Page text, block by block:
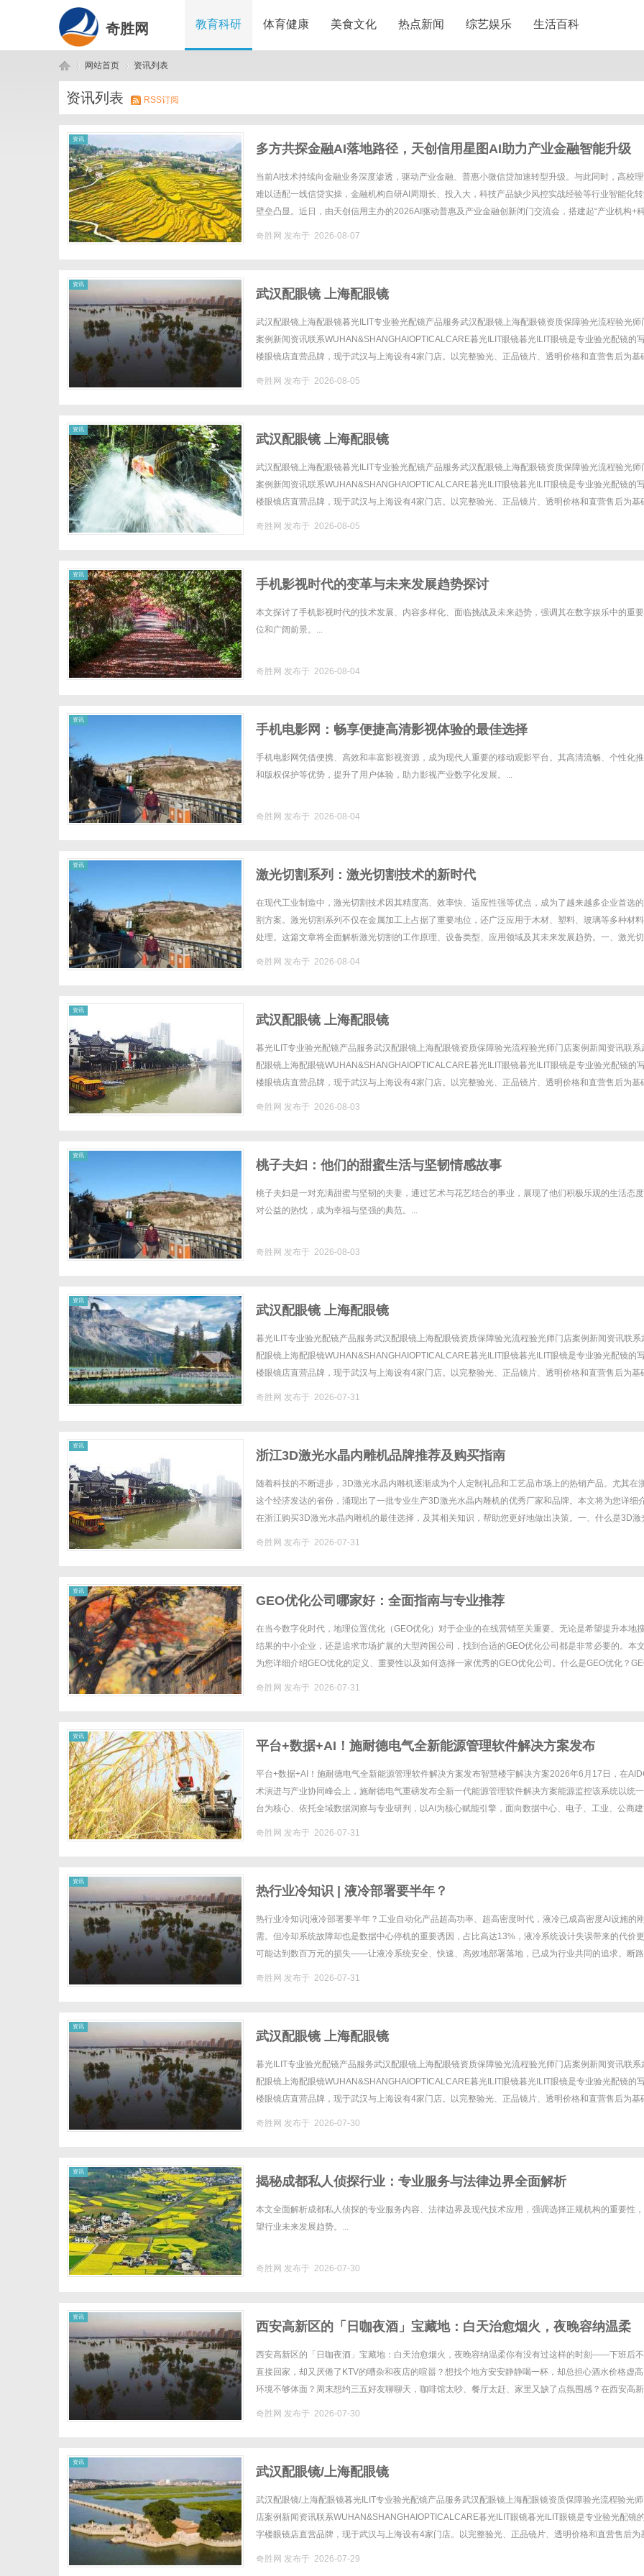
奇胜网 教育科研 体育健康 美食文化 热点新闻 综艺娱乐 生活百科
奇 ›
网站首页
›
资讯列表
资讯列表 RSS订阅
资讯
多方共探金融AI落地路径，天创信用星图AI助力产业金融智能升级
当前AI技术持续向金融业务深度渗透，驱动产业金融、普惠小微信贷加速转型升级。与此同时，高校
难以适配一线信贷实操，金融机构自研AI周期长、投入大，科技产品缺少风控实战经验等行业智能化
壁垒凸显。近日，由天创信用主办的2026AI驱动普惠及产业金融创新闭门交流会，搭建起“产业机构+
奇胜网 发布于 2026-08-07
资讯
武汉配眼镜 上海配眼镜
武汉配眼镜上海配眼镜暮光ILIT专业验光配镜产品服务武汉配眼镜上海配眼镜资质保障验光流程验光师
案例新闻资讯联系WUHAN&SHANGHAIOPTICALCARE暮光ILIT眼镜暮光ILIT眼镜是专业验光配镜的
楼眼镜店直营品牌，现于武汉与上海设有4家门店。以完整验光、正品镜片、透明价格和直营售后为基
奇胜网 发布于 2026-08-05
资讯
武汉配眼镜 上海配眼镜
武汉配眼镜上海配眼镜暮光ILIT专业验光配镜产品服务武汉配眼镜上海配眼镜资质保障验光流程验光师
案例新闻资讯联系WUHAN&SHANGHAIOPTICALCARE暮光ILIT眼镜暮光ILIT眼镜是专业验光配镜的
楼眼镜店直营品牌，现于武汉与上海设有4家门店。以完整验光、正品镜片、透明价格和直营售后为基
奇胜网 发布于 2026-08-05
资讯
手机影视时代的变革与未来发展趋势探讨
本文探讨了手机影视时代的技术发展、内容多样化、面临挑战及未来趋势，强调其在数字娱乐中的重
位和广阔前景。...
奇胜网 发布于 2026-08-04
资讯
手机电影网：畅享便捷高清影视体验的最佳选择
手机电影网凭借便携、高效和丰富影视资源，成为现代人重要的移动观影平台。其高清流畅、个性化
和版权保护等优势，提升了用户体验，助力影视产业数字化发展。...
奇胜网 发布于 2026-08-04
资讯
激光切割系列：激光切割技术的新时代
在现代工业制造中，激光切割技术因其精度高、效率快、适应性强等优点，成为了越来越多企业首选
割方案。激光切割系列不仅在金属加工上占据了重要地位，还广泛应用于木材、塑料、玻璃等多种材
处理。这篇文章将全面解析激光切割的工作原理、设备类型、应用领域及其未来发展趋势。一、激光
奇胜网 发布于 2026-08-04
资讯
武汉配眼镜 上海配眼镜
暮光ILIT专业验光配镜产品服务武汉配眼镜上海配眼镜资质保障验光流程验光师门店案例新闻资讯联系
配眼镜上海配眼镜WUHAN&SHANGHAIOPTICALCARE暮光ILIT眼镜暮光ILIT眼镜是专业验光配镜的
楼眼镜店直营品牌，现于武汉与上海设有4家门店。以完整验光、正品镜片、透明价格和直营售后为基
奇胜网 发布于 2026-08-03
资讯
桃子夫妇：他们的甜蜜生活与坚韧情感故事
桃子夫妇是一对充满甜蜜与坚韧的夫妻，通过艺术与花艺结合的事业，展现了他们积极乐观的生活态
对公益的热忱，成为幸福与坚强的典范。...
奇胜网 发布于 2026-08-03
资讯
武汉配眼镜 上海配眼镜
暮光ILIT专业验光配镜产品服务武汉配眼镜上海配眼镜资质保障验光流程验光师门店案例新闻资讯联系
配眼镜上海配眼镜WUHAN&SHANGHAIOPTICALCARE暮光ILIT眼镜暮光ILIT眼镜是专业验光配镜的
楼眼镜店直营品牌，现于武汉与上海设有4家门店。以完整验光、正品镜片、透明价格和直营售后为基
奇胜网 发布于 2026-07-31
资讯
浙江3D激光水晶内雕机品牌推荐及购买指南
随着科技的不断进步，3D激光水晶内雕机逐渐成为个人定制礼品和工艺品市场上的热销产品。尤其在
这个经济发达的省份，涌现出了一批专业生产3D激光水晶内雕机的优秀厂家和品牌。本文将为您详细
在浙江购买3D激光水晶内雕机的最佳选择，及其相关知识，帮助您更好地做出决策。一、什么是3D激
奇胜网 发布于 2026-07-31
资讯
GEO优化公司哪家好：全面指南与专业推荐
在当今数字化时代，地理位置优化（GEO优化）对于企业的在线营销至关重要。无论是希望提升本地
结果的中小企业，还是追求市场扩展的大型跨国公司，找到合适的GEO优化公司都是非常必要的。本
为您详细介绍GEO优化的定义、重要性以及如何选择一家优秀的GEO优化公司。什么是GEO优化？
奇胜网 发布于 2026-07-31
资讯
平台+数据+AI！施耐德电气全新能源管理软件解决方案发布
平台+数据+AI！施耐德电气全新能源管理软件解决方案发布智慧楼宇解决方案2026年6月17日，在
术演进与产业协同峰会上，施耐德电气重磅发布全新一代能源管理软件解决方案能源监控该系统以统
台为核心、依托全域数据洞察与专业研判，以AI为核心赋能引擎，面向数据中心、电子、工业、公商
奇胜网 发布于 2026-07-31
资讯
热行业冷知识 | 液冷部署要半年？
热行业冷知识|液冷部署要半年？工业自动化产品超高功率、超高密度时代，液冷已成高密度AI设施的刚
需。但冷却系统故障却也是数据中心停机的重要诱因，占比高达13%，液冷系统设计失误带来的代价
可能达到数百万元的损失——让液冷系统安全、快速、高效地部署落地，已成为行业共同的追求。断
奇胜网 发布于 2026-07-31
资讯
武汉配眼镜 上海配眼镜
暮光ILIT专业验光配镜产品服务武汉配眼镜上海配眼镜资质保障验光流程验光师门店案例新闻资讯联系
配眼镜上海配眼镜WUHAN&SHANGHAIOPTICALCARE暮光ILIT眼镜暮光ILIT眼镜是专业验光配镜的
楼眼镜店直营品牌，现于武汉与上海设有4家门店。以完整验光、正品镜片、透明价格和直营售后为基
奇胜网 发布于 2026-07-30
资讯
揭秘成都私人侦探行业：专业服务与法律边界全面解析
本文全面解析成都私人侦探的专业服务内容、法律边界及现代技术应用，强调选择正规机构的重要性
望行业未来发展趋势。...
奇胜网 发布于 2026-07-30
资讯
西安高新区的「日咖夜酒」宝藏地：白天治愈烟火，夜晚容纳温柔
西安高新区的「日咖夜酒」宝藏地：白天治愈烟火，夜晚容纳温柔你有没有过这样的时刻——下班后
直接回家，却又厌倦了KTV的嘈杂和夜店的喧嚣？想找个地方安安静静喝一杯，却总担心酒水价格虚高
环境不够体面？周末想约三五好友聊聊天，咖啡馆太吵、餐厅太赶、家里又缺了点氛围感？在西安高新
奇胜网 发布于 2026-07-30
资讯
武汉配眼镜/上海配眼镜
武汉配眼镜/上海配眼镜暮光ILIT专业验光配镜产品服务武汉配眼镜上海配眼镜资质保障验光流程验光师
店案例新闻资讯联系WUHAN&SHANGHAIOPTICALCARE暮光ILIT眼镜暮光ILIT眼镜是专业验光配镜
字楼眼镜店直营品牌，现于武汉与上海设有4家门店。以完整验光、正品镜片、透明价格和直营售后为
奇胜网 发布于 2026-07-29